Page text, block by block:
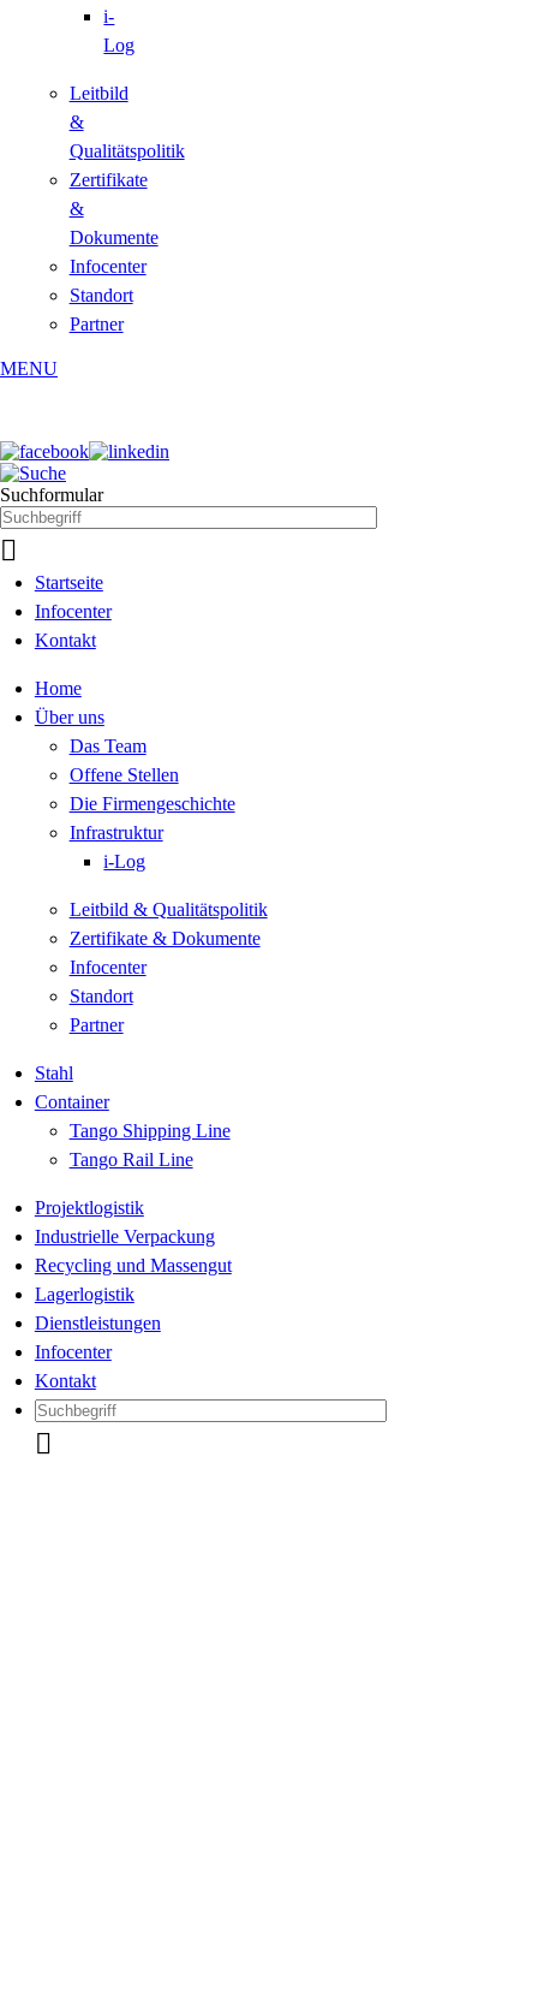
i-
Log
Leitbild
&
Qualitätspolitik
Zertifikate
&
Dokumente
Infocenter
Standort
Partner
MENU
Suchformular

Startseite
Infocenter
Kontakt
Home
Über uns
Das Team
Offene Stellen
Die Firmengeschichte
Infrastruktur
i-Log
Leitbild & Qualitätspolitik
Zertifikate & Dokumente
Infocenter
Standort
Partner
Stahl
Container
Tango Shipping Line
Tango Rail Line
Projektlogistik
Industrielle Verpackung
Recycling und Massengut
Lagerlogistik
Dienstleistungen
Infocenter
Kontakt
